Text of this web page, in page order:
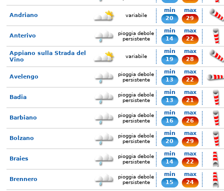
Andriano variabile
min
20
max
29
Anterivo
pioggia debole
persistente
min
14
max
22
Appiano sulla Strada del
Vino
variabile
min
19
max
28
Avelengo
pioggia debole
persistente
min
13
max
22
Badia
pioggia debole
persistente
min
13
max
21
Barbiano
pioggia debole
persistente
min
16
max
26
Bolzano
pioggia debole
persistente
min
20
max
29
Braies
pioggia debole
persistente
min
14
max
22
Brennero
pioggia debole
persistente
min
15
max
24